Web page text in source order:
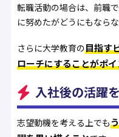
転職活動の場合は、前職
に努めたがどうにもなら
さらに大学教育の目指す
ローチにすることがポ
入社後の活躍
志望動機を考える上でも